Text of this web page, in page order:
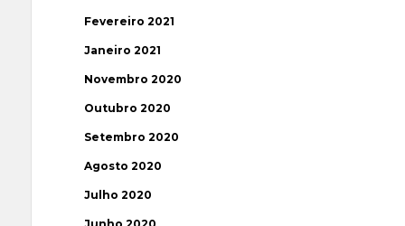
Fevereiro 2021
Janeiro 2021
Novembro 2020
Outubro 2020
Setembro 2020
Agosto 2020
Julho 2020